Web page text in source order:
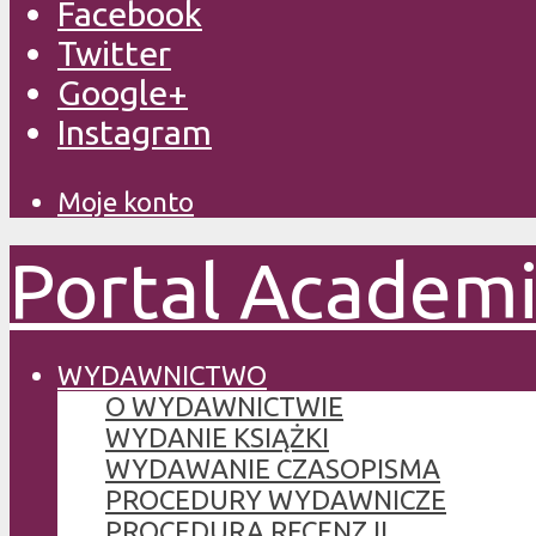
Facebook
Twitter
Google+
Instagram
Moje konto
Portal
WYDAWNICTWO
O WYDAWNICTWIE
WYDANIE KSIĄŻKI
WYDAWANIE CZASOPISMA
PROCEDURY WYDAWNICZE